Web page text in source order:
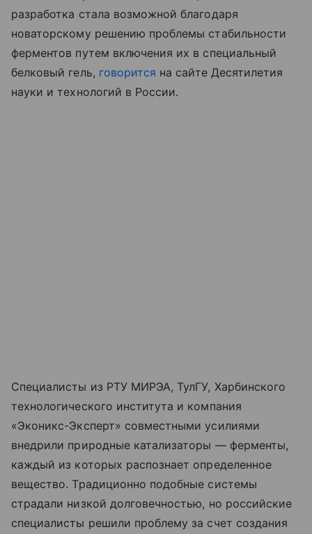
разработка стала возможной благодаря
новаторскому решению проблемы стабильности
ферментов путем включения их в специальный
белковый гель, говорится на сайте Десятилетия
науки и технологий в России.
Специалисты из РТУ МИРЭА, ТулГУ, Харбинского
технологического института и компания
«Эконикс-Эксперт» совместными усилиями
внедрили природные катализаторы — ферменты,
каждый из которых распознает определенное
вещество. Традиционно подобные системы
страдали низкой долговечностью, но российские
специалисты решили проблему за счет создания